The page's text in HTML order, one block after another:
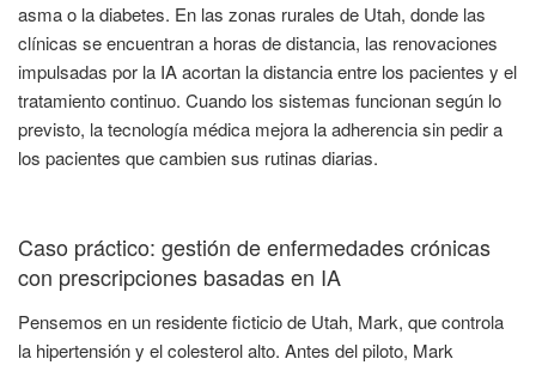
asma o la diabetes. En las zonas rurales de Utah, donde las
clínicas se encuentran a horas de distancia, las renovaciones
impulsadas por la IA acortan la distancia entre los pacientes y el
tratamiento continuo. Cuando los sistemas funcionan según lo
previsto, la tecnología médica mejora la adherencia sin pedir a
los pacientes que cambien sus rutinas diarias.
Caso práctico: gestión de enfermedades crónicas
con prescripciones basadas en IA
Pensemos en un residente ficticio de Utah, Mark, que controla
la hipertensión y el colesterol alto. Antes del piloto, Mark